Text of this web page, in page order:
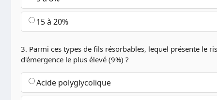
15 à 20%
3. Parmi ces types de fils résorbables, lequel présente le
d'émergence le plus élevé (9%) ?
Acide polyglycolique